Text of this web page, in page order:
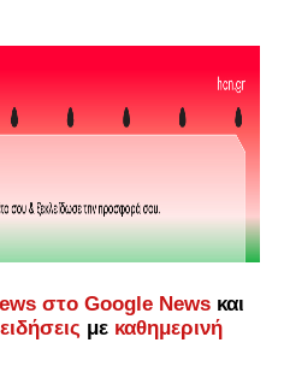
στο Google News και
ειδήσεις με καθημερινή